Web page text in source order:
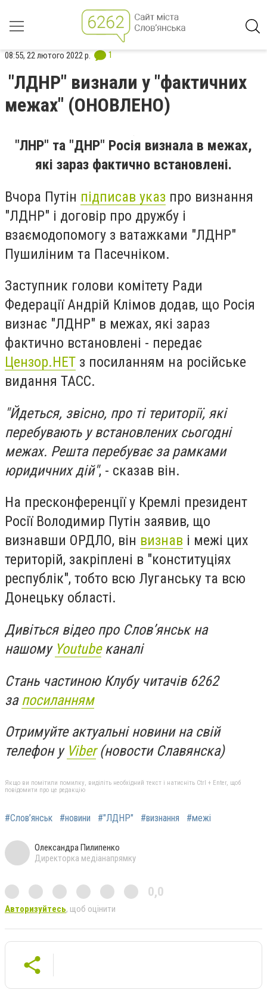
08:55, 22 лютого 2022 р. 1
"ЛДНР" визнали у "фактичних
межах" (ОНОВЛЕНО)
"ЛНР" та "ДНР" Росія визнала в межах,
які зараз фактично встановлені.
Вчора Путін підписав указ про визнання
"ЛДНР" і договір про дружбу і
взаємодопомогу з ватажками "ЛДНР"
Пушиліним та Пасечніком.
Заступник голови комітету Ради
Федерації Андрій Клімов додав, що Росія
визнає "ЛДНР" в межах, які зараз
фактично встановлені - передає
Цензор.НЕТ з посиланням на російське
видання ТАСС.
"Йдеться, звісно, про ті території, які
перебувають у встановлених сьогодні
межах. Решта перебуває за рамками
юридичних дій", - сказав він.
На пресконференції у Кремлі президент
Росії Володимир Путін заявив, що
визнавши ОРДЛО, він визнав і межі цих
територій, закріплені в "конституціях
республік", тобто всю Луганську та всю
Донецьку області.
Дивіться відео про Слов’янськ на
нашому Youtubeканалі
Стань частиною Клубу читачів 6262
за посиланням
Отримуйте актуальні новини на свій
телефон у Viber(новости Славянска)
Якщо ви помітили помилку, виділіть необхідний текст і натисніть Ctrl + Enter, щоб
повідомити про це редакцію
#Слов’янськ #новини #"ЛДНР" #визнання #межі
Олександра Пилипенко
Директорка медіанапрямку
0,0
Авторизуйтесь, щоб оцінити